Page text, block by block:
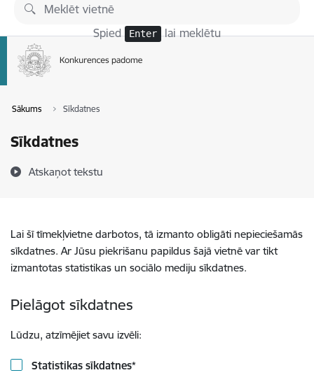
Pāriet uz lapas saturu
Spied Enter lai meklētu
Sākums Sīkdatnes
Sīkdatnes
Atskaņot tekstu
Lai šī tīmekļvietne darbotos, tā izmanto obligāti nepieciešamās
sīkdatnes. Ar Jūsu piekrišanu papildus šajā vietnē var tikt
izmantotas statistikas un sociālo mediju sīkdatnes.
Pielāgot sīkdatnes
Lūdzu, atzīmējiet savu izvēli:
Statistikas sīkdatnes*